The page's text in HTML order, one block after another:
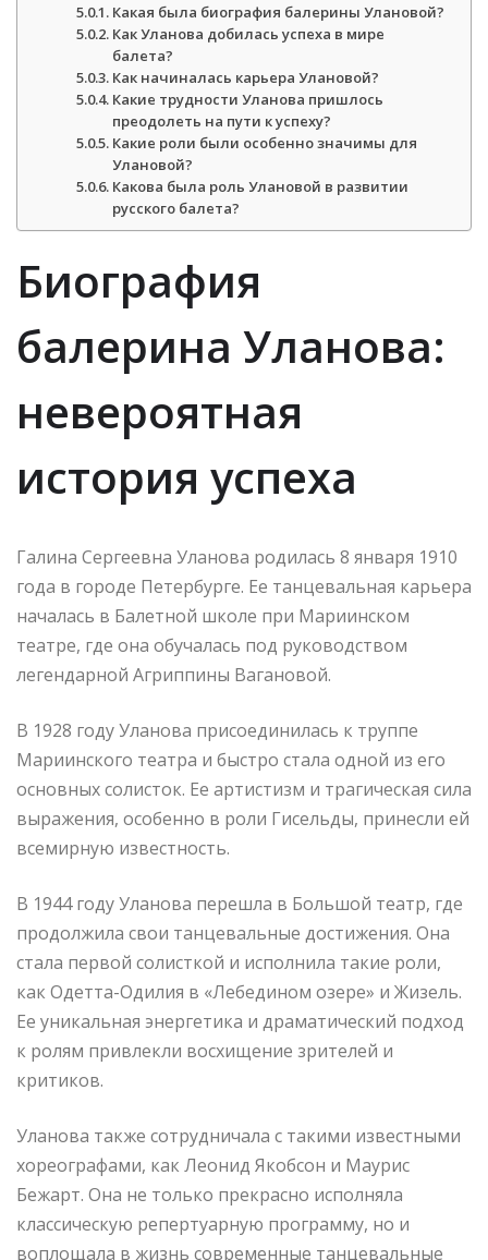
Какая была биография балерины Улановой?
Как Уланова добилась успеха в мире
балета?
Как начиналась карьера Улановой?
Какие трудности Уланова пришлось
преодолеть на пути к успеху?
Какие роли были особенно значимы для
Улановой?
Какова была роль Улановой в развитии
русского балета?
Биография
балерина Уланова:
невероятная
история успеха
Галина Сергеевна Уланова родилась 8 января 1910
года в городе Петербурге. Ее танцевальная карьера
началась в Балетной школе при Мариинском
театре, где она обучалась под руководством
легендарной Агриппины Вагановой.
В 1928 году Уланова присоединилась к труппе
Мариинского театра и быстро стала одной из его
основных солисток. Ее артистизм и трагическая сила
выражения, особенно в роли Гисельды, принесли ей
всемирную известность.
В 1944 году Уланова перешла в Большой театр, где
продолжила свои танцевальные достижения. Она
стала первой солисткой и исполнила такие роли,
как Одетта-Одилия в «Лебедином озере» и Жизель.
Ее уникальная энергетика и драматический подход
к ролям привлекли восхищение зрителей и
критиков.
Уланова также сотрудничала с такими известными
хореографами, как Леонид Якобсон и Маурис
Бежарт. Она не только прекрасно исполняла
классическую репертуарную программу, но и
воплощала в жизнь современные танцевальные